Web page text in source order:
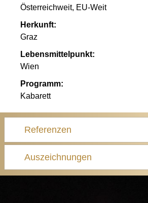
Österreichweit, EU-Weit
Herkunft:
Graz
Lebensmittelpunkt:
Wien
Programm:
Kabarett
Referenzen
Auszeichnungen